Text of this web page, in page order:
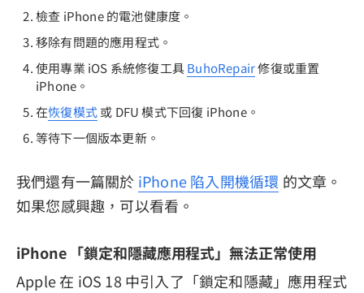
檢查 iPhone 的電池健康度。
移除有問題的應用程式。
使用專業 iOS 系統修復工具BuhoRepair修復或重置
iPhone。
在恢復模式或 DFU 模式下回復 iPhone。
等待下一個版本更新。
我們還有一篇關於 iPhone 陷入開機循環 的文章。
如果您感興趣，可以看看。
iPhone 「鎖定和隱藏應用程式」無法正常使用
Apple 在 iOS 18 中引入了「鎖定和隱藏」應用程式